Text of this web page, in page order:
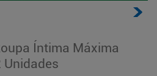
Íntima Máxima